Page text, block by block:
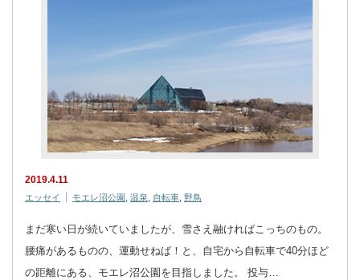
2019.4.11
エッセイ モエレ沼公園 温泉 自転車 野鳥
まだ寒い日が続いていましたが、雪さえ融ければこっちのもの。
腰痛があるものの、運動せねば！と、自宅から自転車で40分ほど
の距離にある、モエレ沼公園を目指しました。 投与…